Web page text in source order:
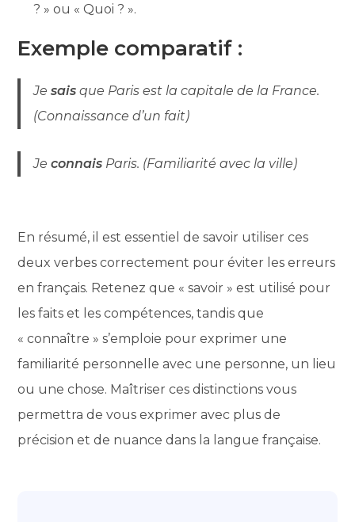
? » ou « Quoi ? ».
Exemple comparatif :
Jesais que Paris est la capitale de la France.
(Connaissance d’un fait)
Jeconnais Paris. (Familiarité avec la ville)
En résumé, il est essentiel de savoir utiliser ces
deux verbes correctement pour éviter les erreurs
en français. Retenez que « savoir » est utilisé pour
les faits et les compétences, tandis que
« connaître » s’emploie pour exprimer une
familiarité personnelle avec une personne, un lieu
ou une chose. Maîtriser ces distinctions vous
permettra de vous exprimer avec plus de
précision et de nuance dans la langue française.